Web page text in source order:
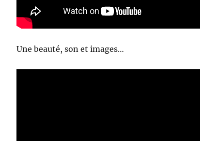
Une beauté, son et images…